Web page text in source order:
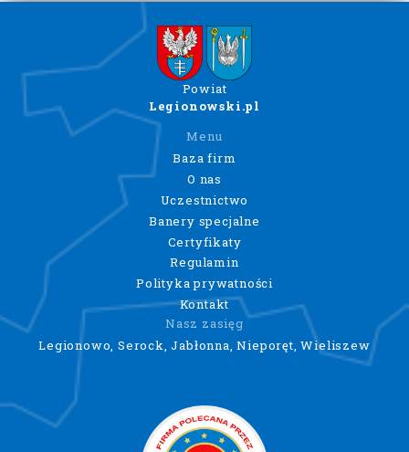
Powiat
Legionowski.pl
Menu
Baza firm
O nas
Uczestnictwo
Banery specjalne
Certyfikaty
Regulamin
Polityka prywatności
Kontakt
Nasz zasięg
Legionowo, Serock, Jabłonna, Nieporęt, Wieliszew